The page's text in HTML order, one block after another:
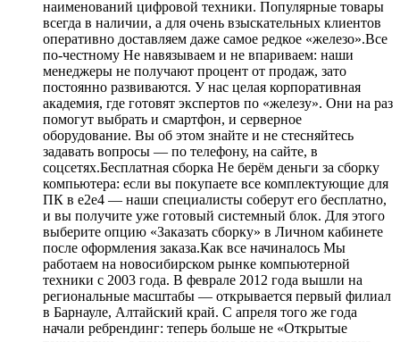
наименований цифровой техники. Популярные товары
всегда в наличии, а для очень взыскательных клиентов
оперативно доставляем даже самое редкое «железо».Все
по-честному Не навязываем и не впариваем: наши
менеджеры не получают процент от продаж, зато
постоянно развиваются. У нас целая корпоративная
академия, где готовят экспертов по «железу». Они на раз
помогут выбрать и смартфон, и серверное
оборудование. Вы об этом знайте и не стесняйтесь
задавать вопросы — по телефону, на сайте, в
соцсетях.Бесплатная сборка Не берём деньги за сборку
компьютера: если вы покупаете все комплектующие для
ПК в e2e4 — наши специалисты соберут его бесплатно,
и вы получите уже готовый системный блок. Для этого
выберите опцию «Заказать сборку» в Личном кабинете
после оформления заказа.Как все начиналось Мы
работаем на новосибирском рынке компьютерной
техники с 2003 года. В феврале 2012 года вышли на
региональные масштабы — открывается первый филиал
в Барнауле, Алтайский край. C апреля того же года
начали ребрендинг: теперь больше не «Открытые